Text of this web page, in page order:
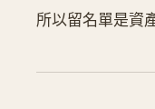
所以留名單是資